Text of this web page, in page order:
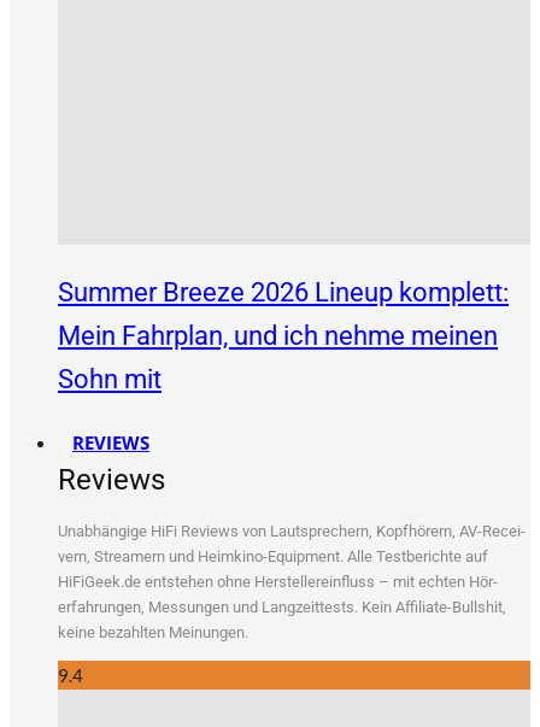
Summer Breeze 2026 Lineup komplett:
Mein Fahrplan, und ich nehme meinen
Sohn mit
REVIEWS
Reviews
Unab­hän­gi­ge HiFi Reviews von Laut­spre­chern, Kopf­hö­rern, AV-Recei­
vern, Strea­mern und Heim­ki­no-Equip­ment. Alle Test­be­rich­te auf
HiFiGeek.de ent­ste­hen ohne Her­stel­ler­ein­fluss – mit ech­ten Hör­
erfah­run­gen, Mes­sun­gen und Lang­zeit­tests. Kein Affi­lia­te-Bull­shit,
kei­ne bezahl­ten Meinungen.
9.4